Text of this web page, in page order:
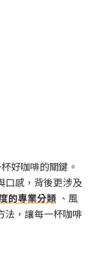
好咖啡的關鍵。
口感，背後更涉及
的專業分類 、風
法，讓每一杯咖啡